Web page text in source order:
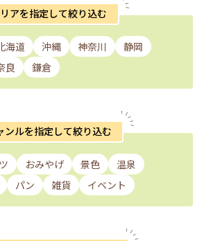
アを指定して絞り込む
海道 沖縄 神奈川
静岡
良 鎌倉
ンルを指定して絞り込む
おみやげ 景色
温泉
パン 雑貨 イベント